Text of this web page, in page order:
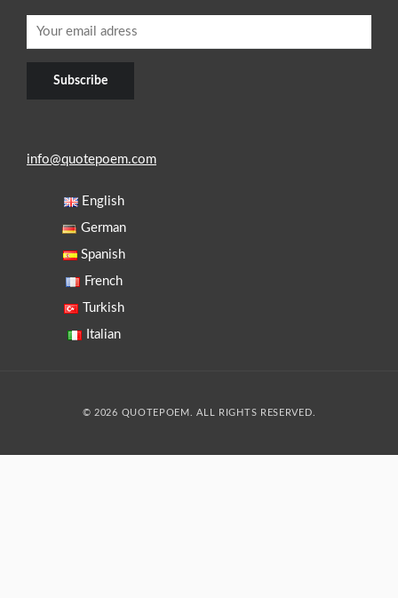
info@quotepoem.com
English
German
Spanish
French
Turkish
Italian
© 2026 QUOTEPOEM. ALL RIGHTS RESERVED.